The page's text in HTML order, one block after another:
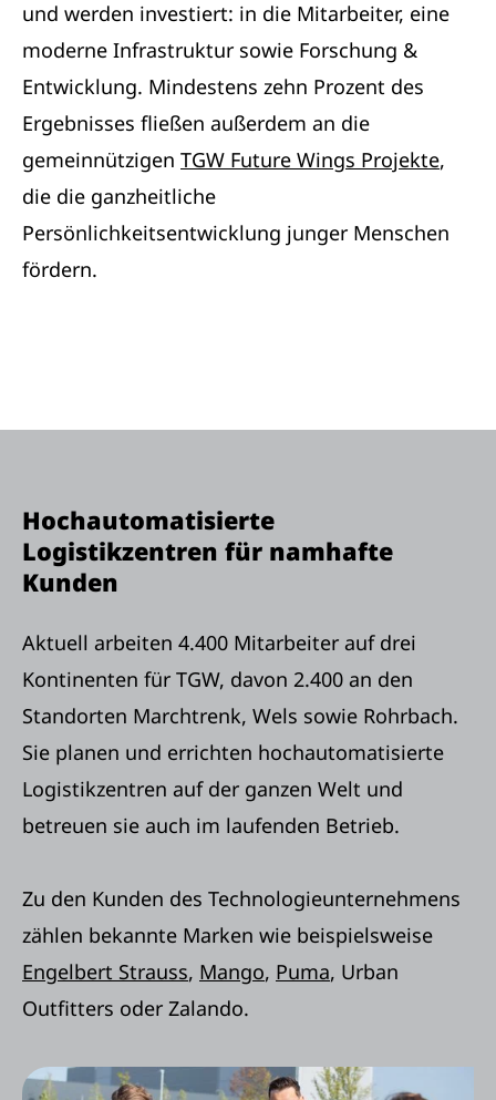
und werden investiert: in die Mitarbeiter, eine
moderne Infrastruktur sowie Forschung &
Entwicklung. Mindestens zehn Prozent des
Ergebnisses fließen außerdem an die
gemeinnützigen TGW Future Wings Projekte,
die die ganzheitliche
Persönlichkeitsentwicklung junger Menschen
fördern.
Hochautomatisierte
Logistikzentren für namhafte
Kunden
Aktuell arbeiten 4.400 Mitarbeiter auf drei
Kontinenten für TGW, davon 2.400 an den
Standorten Marchtrenk, Wels sowie Rohrbach.
Sie planen und errichten hochautomatisierte
Logistikzentren auf der ganzen Welt und
betreuen sie auch im laufenden Betrieb.
Zu den Kunden des Technologieunternehmens
zählen bekannte Marken wie beispielsweise
Engelbert Strauss, Mango, Puma, Urban
Outfitters oder Zalando.